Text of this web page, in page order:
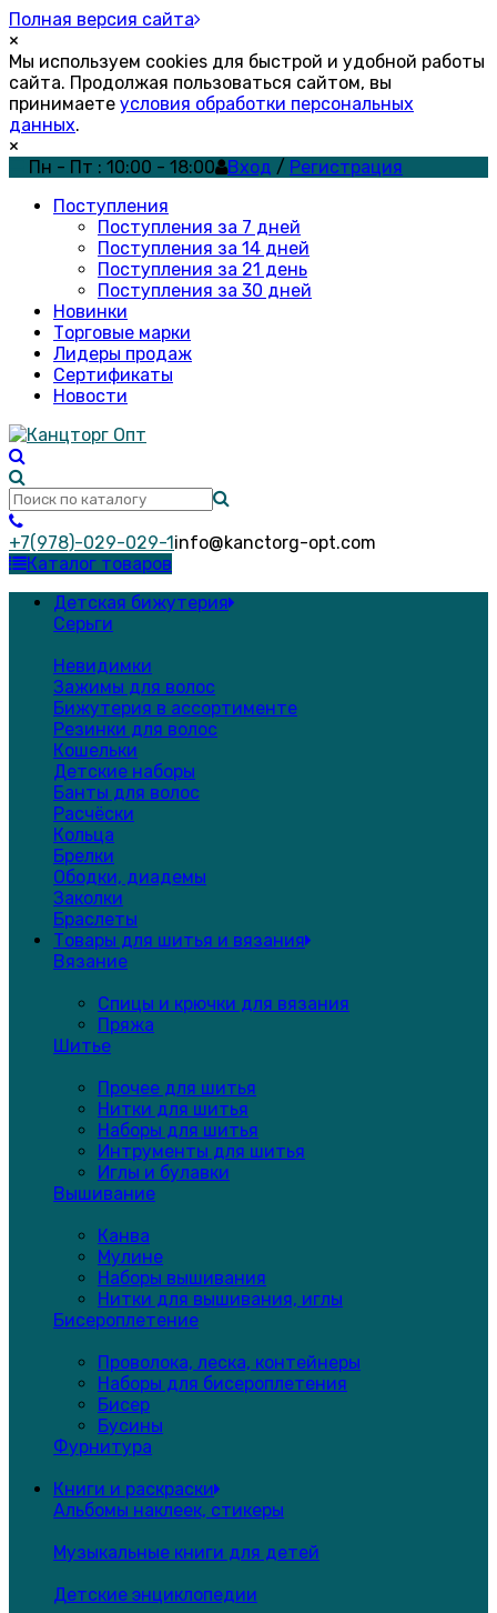
Полная версия сайта
×
Мы используем cookies для быстрой и удобной работы
сайта. Продолжая пользоваться сайтом, вы
принимаете условия обработки персональных
данных.
×
Пн - Пт : 10:00 - 18:00
Вход / Регистрация
Поступления
Поступления за 7 дней
Поступления за 14 дней
Поступления за 21 день
Поступления за 30 дней
Новинки
Торговые марки
Лидеры продаж
Сертификаты
Новости
+7(978)-029-029-1info@kanctorg-opt.com
Каталог товаров
Детская бижутерия
Серьги
Невидимки
Зажимы для волос
Бижутерия в ассортименте
Резинки для волос
Кошельки
Детские наборы
Банты для волос
Расчёски
Кольца
Брелки
Ободки, диадемы
Заколки
Браслеты
Товары для шитья и вязания
Вязание
Спицы и крючки для вязания
Пряжа
Шитье
Прочее для шитья
Нитки для шитья
Наборы для шитья
Интрументы для шитья
Иглы и булавки
Вышивание
Канва
Мулине
Наборы вышивания
Нитки для вышивания, иглы
Бисероплетение
Проволока, леска, контейнеры
Наборы для бисероплетения
Бисер
Бусины
Фурнитура
Книги и раскраски
Альбомы наклеек, стикеры
Музыкальные книги для детей
Детские энциклопедии